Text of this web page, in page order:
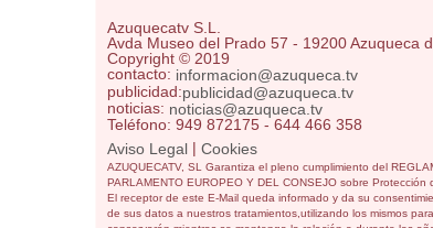
Azuquecatv S.L.
Avda Museo del Prado 57 - 19200 Azuqueca
Copyright © 2019
contacto: informacion@azuqueca.tv
publicidad:publicidad@azuqueca.tv
noticias: noticias@azuqueca.tv
Teléfono: 949 872175 - 644 466 358
Aviso Legal | Cookies
AZUQUECATV, SL Garantiza el pleno cumplimiento del
PARLAMENTO EUROPEO Y DEL CONSEJO sobre Protección
El receptor de este E-Mail queda informado y da su
de sus datos a nuestros tratamientos,utilizando los mismos